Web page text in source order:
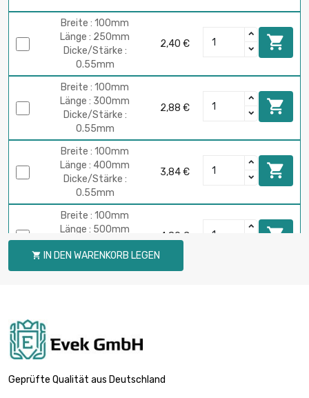
Breite : 100mm
Länge : 250mm
Dicke/Stärke :
0.55mm
2,40 € 
Breite : 100mm
Länge : 300mm
Dicke/Stärke :
0.55mm
2,88 € 
Breite : 100mm
Länge : 400mm
Dicke/Stärke :
0.55mm
3,84 € 
Breite : 100mm
Länge : 500mm
Dicke/Stärke :
0.55mm
4,80 € 
Breite : 100mm
0.55mm
 IN DEN WARENKORB LEGEN
Geprüfte Qualität aus Deutschland